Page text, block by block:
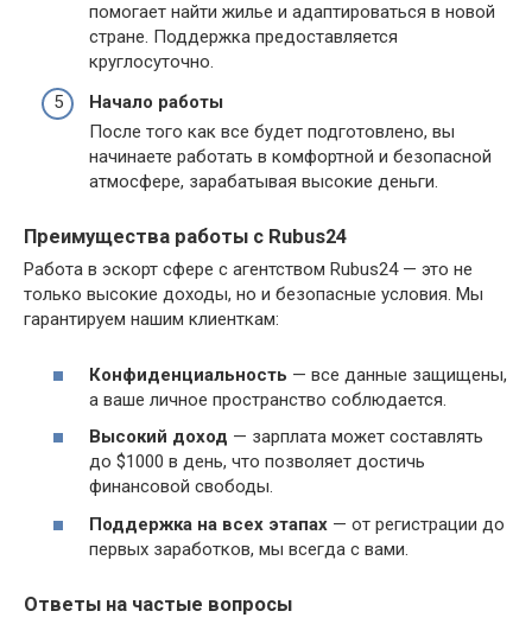
помогает найти жилье и адаптироваться в новой
стране. Поддержка предоставляется
круглосуточно.
Начало работы
После того как все будет подготовлено, вы
начинаете работать в комфортной и безопасной
атмосфере, зарабатывая высокие деньги.
Преимущества работы с Rubus24
Работа в эскорт сфере с агентством Rubus24 — это не
только высокие доходы, но и безопасные условия. Мы
гарантируем нашим клиенткам:
Конфиденциальность — все данные защищены,
а ваше личное пространство соблюдается.
Высокий доход — зарплата может составлять
до $1000 в день, что позволяет достичь
финансовой свободы.
Поддержка на всех этапах — от регистрации до
первых заработков, мы всегда с вами.
Ответы на частые вопросы